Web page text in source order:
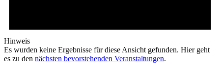
Hinweis
Es wurden keine Ergebnisse für diese Ansicht gefunden. Hier geht
es zu den nächsten bevorstehenden Veranstaltungen.